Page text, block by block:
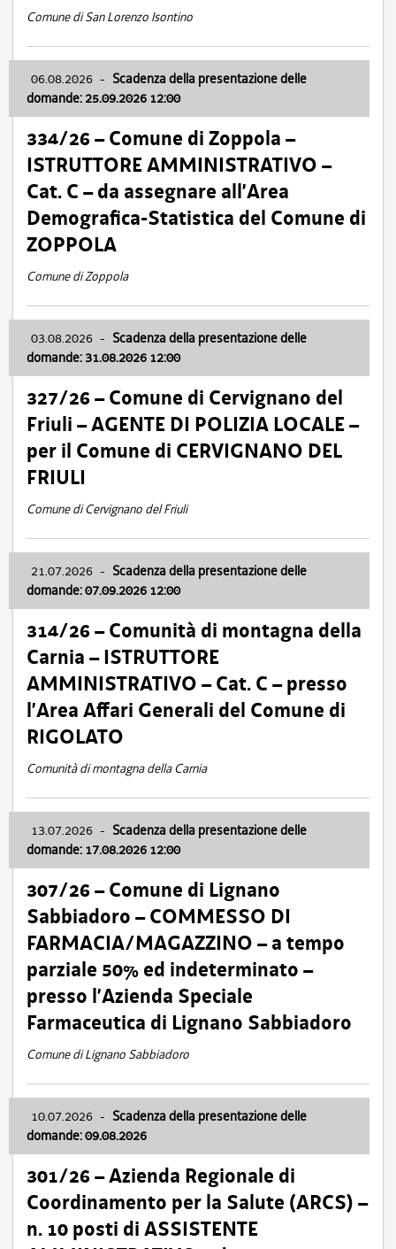
Comune di San Lorenzo Isontino
06.08.2026 - Scadenza della presentazione delle
domande: 25.09.2026 12:00
334/26 – Comune di Zoppola –
ISTRUTTORE AMMINISTRATIVO –
Cat. C – da assegnare all’Area
Demografica-Statistica del Comune di
ZOPPOLA
Comune di Zoppola
03.08.2026 - Scadenza della presentazione delle
domande: 31.08.2026 12:00
327/26 – Comune di Cervignano del
Friuli – AGENTE DI POLIZIA LOCALE –
per il Comune di CERVIGNANO DEL
FRIULI
Comune di Cervignano del Friuli
21.07.2026 - Scadenza della presentazione delle
domande: 07.09.2026 12:00
314/26 – Comunità di montagna della
Carnia – ISTRUTTORE
AMMINISTRATIVO – Cat. C – presso
l’Area Affari Generali del Comune di
RIGOLATO
Comunità di montagna della Carnia
13.07.2026 - Scadenza della presentazione delle
domande: 17.08.2026 12:00
307/26 – Comune di Lignano
Sabbiadoro – COMMESSO DI
FARMACIA/MAGAZZINO – a tempo
parziale 50% ed indeterminato –
presso l’Azienda Speciale
Farmaceutica di Lignano Sabbiadoro
Comune di Lignano Sabbiadoro
10.07.2026 - Scadenza della presentazione delle
domande: 09.08.2026
301/26 – Azienda Regionale di
Coordinamento per la Salute (ARCS) –
n. 10 posti di ASSISTENTE